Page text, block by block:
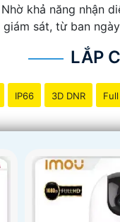
khả năng nhận
sát, từ ban
LẮP
IP66 3D DNR